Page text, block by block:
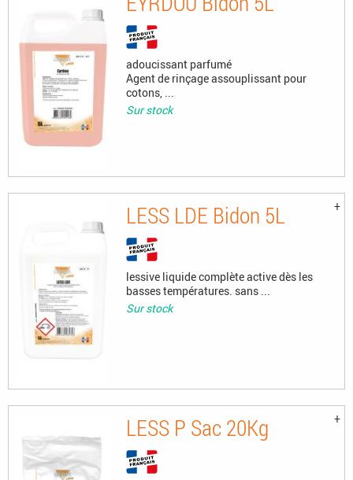
adoucissant parfumé
Agent de rinçage assouplissant pour
cotons, ...
Sur stock
LESS LDE Bidon 5L
lessive liquide complète active dès les
basses températures. sans ...
Sur stock
LESS P Sac 20Kg